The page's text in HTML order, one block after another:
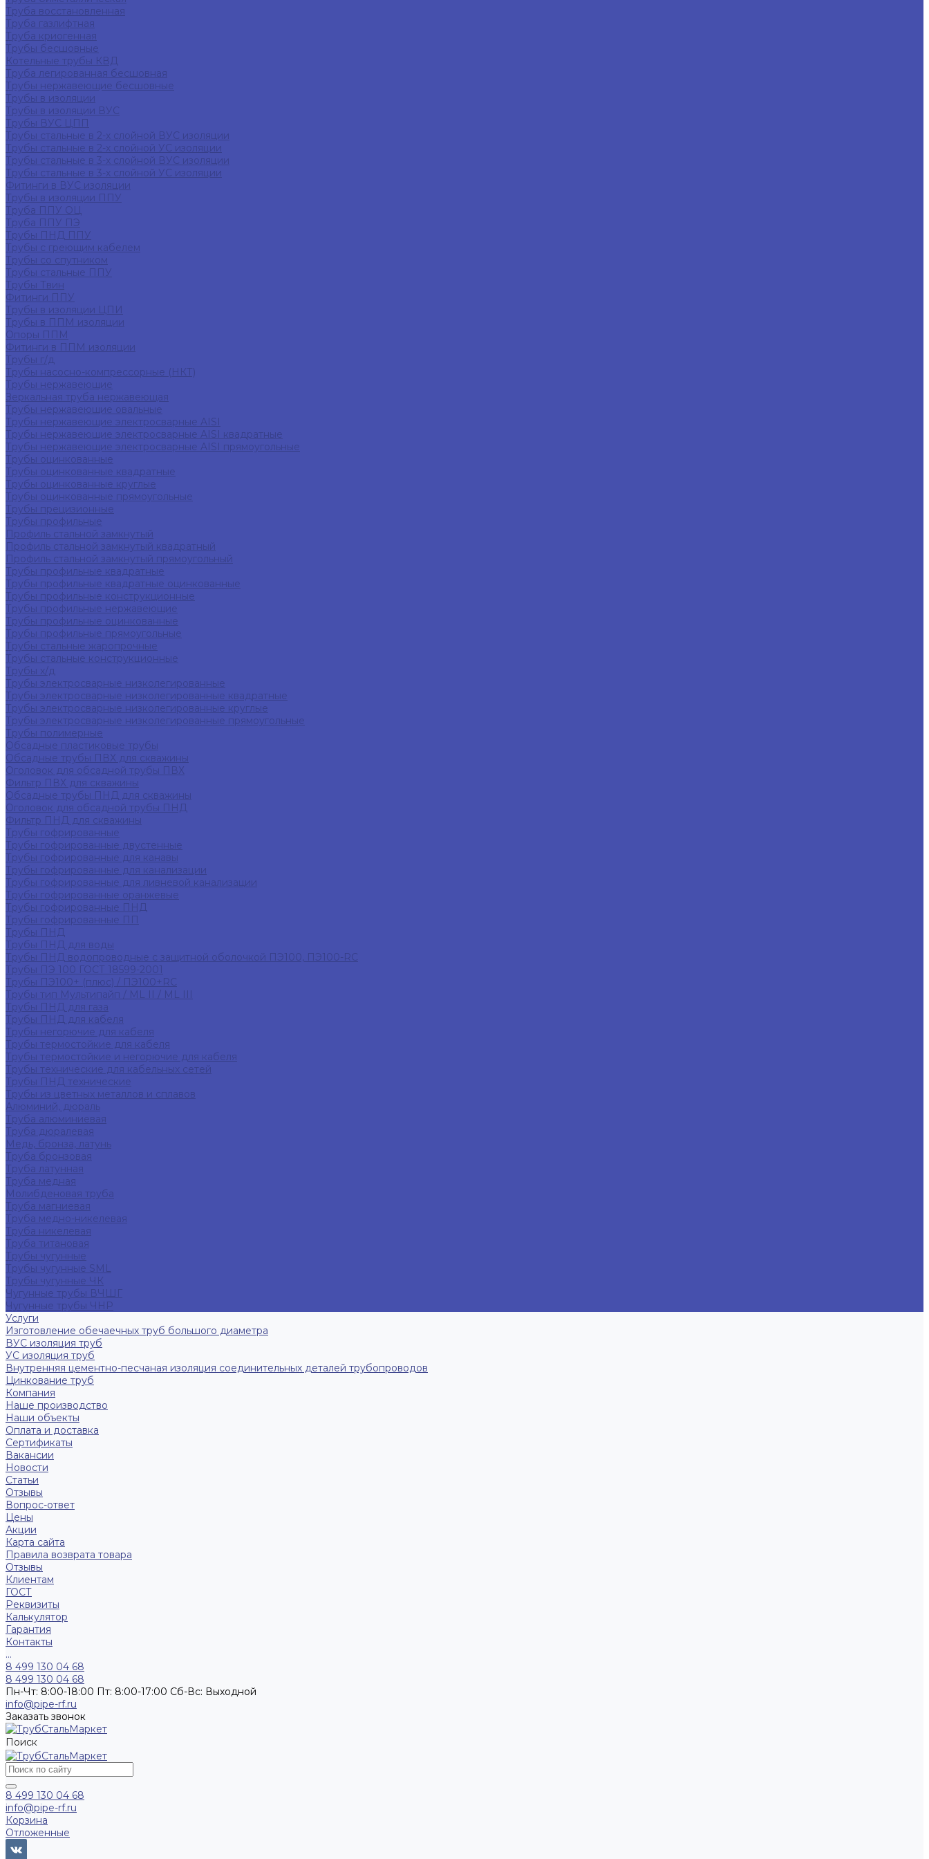
Труба восстановленная
Труба газлифтная
Труба криогенная
Трубы бесшовные
Котельные трубы КВД
Труба легированная бесшовная
Трубы нержавеющие бесшовные
Трубы в изоляции
Трубы в изоляции ВУС
Трубы ВУС ЦПП
Трубы стальные в 2-х слойной ВУС изоляции
Трубы стальные в 2-х слойной УС изоляции
Трубы стальные в 3-х слойной ВУС изоляции
Трубы стальные в 3-х слойной УС изоляции
Фитинги в ВУС изоляции
Трубы в изоляции ППУ
Труба ППУ ОЦ
Труба ППУ ПЭ
Трубы ПНД ППУ
Трубы с греющим кабелем
Трубы со спутником
Трубы стальные ППУ
Трубы Твин
Фитинги ППУ
Трубы в изоляции ЦПИ
Трубы в ППМ изоляции
Опоры ППМ
Фитинги в ППМ изоляции
Трубы г/д
Трубы насосно-компрессорные (НКТ)
Трубы нержавеющие
Зеркальная труба нержавеющая
Трубы нержавеющие овальные
Трубы нержавеющие электросварные AISI
Трубы нержавеющие электросварные AISI квадратные
Трубы нержавеющие электросварные AISI прямоугольные
Трубы оцинкованные
Трубы оцинкованные квадратные
Трубы оцинкованные круглые
Трубы оцинкованные прямоугольные
Трубы прецизионные
Трубы профильные
Профиль стальной замкнутый
Профиль стальной замкнутый квадратный
Профиль стальной замкнутый прямоугольный
Трубы профильные квадратные
Трубы профильные квадратные оцинкованные
Трубы профильные конструкционные
Трубы профильные нержавеющие
Трубы профильные оцинкованные
Трубы профильные прямоугольные
Трубы стальные жаропрочные
Трубы стальные конструкционные
Трубы х/д
Трубы электросварные низколегированные
Трубы электросварные низколегированные квадратные
Трубы электросварные низколегированные круглые
Трубы электросварные низколегированные прямоугольные
Трубы полимерные
Обсадные пластиковые трубы
Обсадные трубы ПВХ для скважины
Оголовок для обсадной трубы ПВХ
Фильтр ПВХ для скважины
Обсадные трубы ПНД для скважины
Оголовок для обсадной трубы ПНД
Фильтр ПНД для скважины
Трубы гофрированные
Трубы гофрированные двустенные
Трубы гофрированные для канавы
Трубы гофрированные для канализации
Трубы гофрированные для ливневой канализации
Трубы гофрированные оранжевые
Трубы гофрированные ПНД
Трубы гофрированные ПП
Трубы ПНД
Трубы ПНД для воды
Трубы ПНД водопроводные с защитной оболочкой ПЭ100, ПЭ100-RC
Трубы ПЭ 100 ГОСТ 18599-2001
Трубы ПЭ100+ (плюс) / ПЭ100+RC
Трубы тип Мультипайп / ML II / ML III
Трубы ПНД для газа
Трубы ПНД для кабеля
Трубы негорючие для кабеля
Трубы термостойкие для кабеля
Трубы термостойкие и негорючие для кабеля
Трубы технические для кабельных сетей
Трубы ПНД технические
Трубы из цветных металлов и сплавов
Алюминий, дюраль
Труба алюминиевая
Труба дюралевая
Медь, бронза, латунь
Труба бронзовая
Труба латунная
Труба медная
Молибденовая труба
Труба магниевая
Труба медно-никелевая
Труба никелевая
Труба титановая
Трубы чугунные
Трубы чугунные SML
Трубы чугунные ЧК
Чугунные трубы ВЧШГ
Чугунные трубы ЧНР
Услуги
Изготовление обечаечных труб большого диаметра
ВУС изоляция труб
УС изоляция труб
Внутренняя цементно-песчаная изоляция соединительных деталей трубопроводов
Цинкование труб
Компания
Наше производство
Наши объекты
Оплата и доставка
Сертификаты
Вакансии
Новости
Статьи
Отзывы
Вопрос-ответ
Цены
Акции
Карта сайта
Правила возврата товара
Отзывы
Клиентам
ГОСТ
Реквизиты
Калькулятор
Гарантия
Контакты
...
8 499 130 04 68
8 499 130 04 68
Пн-Чт: 8:00-18:00 Пт: 8:00-17:00 Сб-Вс: Выходной
info@pipe-rf.ru
Заказать звонок
Поиск
8 499 130 04 68
info@pipe-rf.ru
Корзина
Отложенные